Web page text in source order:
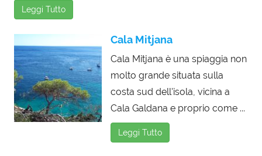
Leggi Tutto
Cala Mitjana
Cala Mitjana è una spiaggia non
molto grande situata sulla
costa sud dell'isola, vicina a
Cala Galdana e proprio come ...
Leggi Tutto